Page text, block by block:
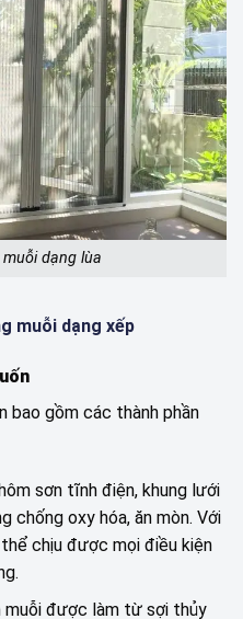
dạng lùa
muỗi dạng xếp
bao gồm các thành phần
sơn tĩnh điện, khung lưới
chống oxy hóa, ăn mòn. Với
chịu được mọi điều kiện
muỗi được làm từ sợi thủy